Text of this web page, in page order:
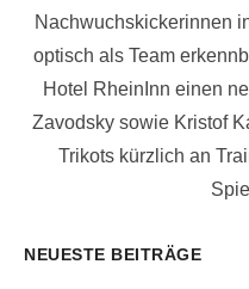
Nachwuchskickerinnen
optisch als Team
Hotel RheinInn einen
Zavodsky sowie Kristof
Trikots kürzlich an
NEUESTE BEITRÄGE